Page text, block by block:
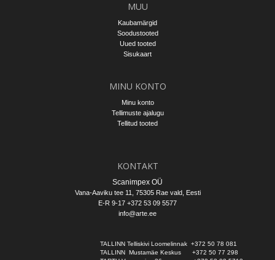
MUU
Kaubamärgid
Soodustooted
Uued tooted
Sisukaart
MINU KONTO
Minu konto
Tellimuste ajalugu
Tellitud tooted
KONTAKT
Scanimpex OÜ
Vana-Aaviku tee 11, 75305 Rae vald, Eesti
E-R 9-17 +372 53 09 5577
info@arte.ee
TALLINN Telliskivi Loomelinnak  +372 50 78 081
TALLINN  Mustamäe Keskus      +372 50 77 298